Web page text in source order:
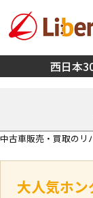
西日本
中古車販売・買取のリ
大人気ホン